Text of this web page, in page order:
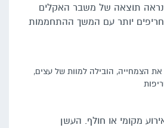
תוצאה של משבר האקלים
חריפים יותר עם המשך ההתחממות
הצמחייה, הובילה למוות של עצים,
מקומי או חולף. העשן